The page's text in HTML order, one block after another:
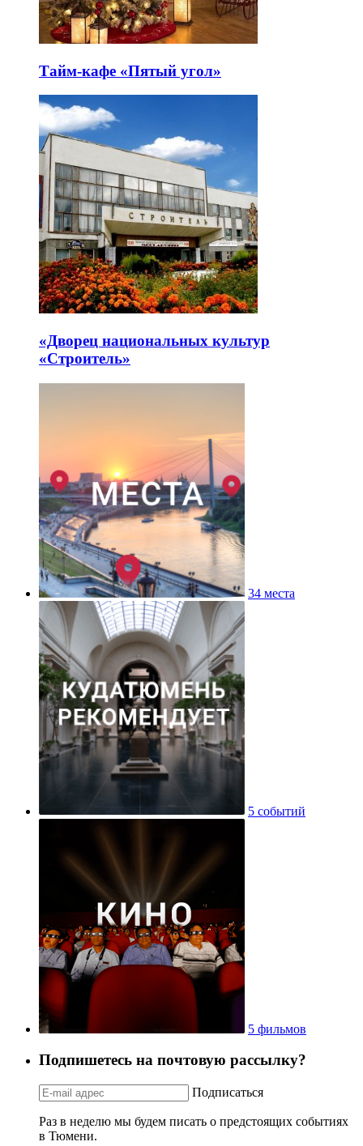
Тайм-кафе «Пятый угол»
«Дворец национальных культур
«Строитель»
34 места
5 событий
5 фильмов
Подпишетесь на почтовую рассылку?
Подписаться
Раз в неделю мы будем писать о предстоящих событиях
в Тюмени.